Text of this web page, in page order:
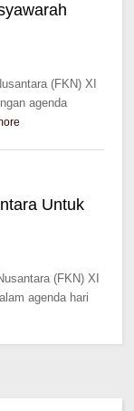
(FKN) XI
agenda
Untuk
(FKN) XI
agenda hari